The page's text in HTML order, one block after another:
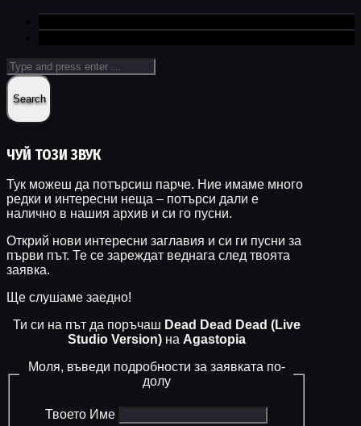
ЧУЙ ТОЗИ ЗВУК
Тук можеш да потърсиш парче. Ние имаме много
редки и интересни неща – потърси дали е
налично в нашия архив и си го пусни.
Открий нови интересни заглавия и си ги пусни за
първи път. Те се зареждат веднага след твоята
заявка.
Ще слушаме заедно!
Ти си на път да поръчаш Dead Dead Dead (Live
Studio Version)на Agastopia
Моля, въведи подробности за заявката по-
долу
Твоето Име